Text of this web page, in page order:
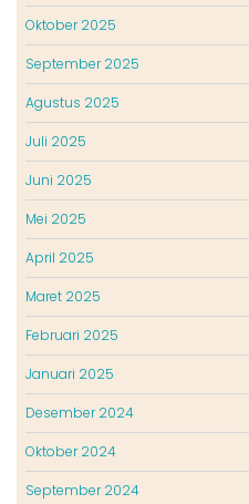
Oktober 2025
September 2025
Agustus 2025
Juli 2025
Juni 2025
Mei 2025
April 2025
Maret 2025
Februari 2025
Januari 2025
Desember 2024
Oktober 2024
September 2024